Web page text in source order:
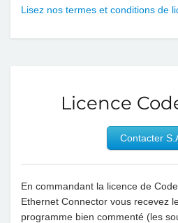
Lisez nos termes et conditions de
Licence
Contacter
En commandant la licence de
Ethernet Connector vous recevez
programme bien commenté (les